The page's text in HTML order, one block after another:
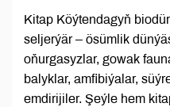
Kitap Köýtendagyň
seljerýär – ösümlik
oňurgasyzlar, gowak
balyklar, amfibiýalar,
emdirijiler. Şeýle hem